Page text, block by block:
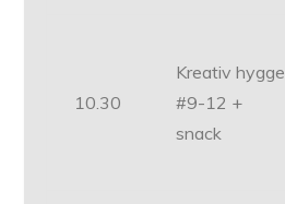
10.30
Kreativ hygge
#9-12 +
snack